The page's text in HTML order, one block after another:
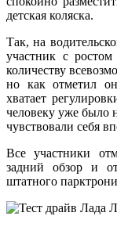
детская коляска.
Так, на
участник с
количеству
но как отметил
хватает
человеку уже было
чувствовали себя
Все участники
задний обзор и
штатного